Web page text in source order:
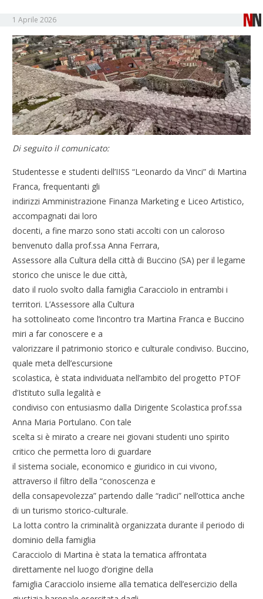
1 Aprile 2026
Di seguito il comunicato:
Studentesse e studenti dell’IISS “Leonardo da Vinci” di Martina
Franca, frequentanti gli
indirizzi Amministrazione Finanza Marketing e Liceo Artistico,
accompagnati dai loro
docenti, a fine marzo sono stati accolti con un caloroso
benvenuto dalla prof.ssa Anna Ferrara,
Assessore alla Cultura della città di Buccino (SA) per il legame
storico che unisce le due città,
dato il ruolo svolto dalla famiglia Caracciolo in entrambi i
territori. L’Assessore alla Cultura
ha sottolineato come l’incontro tra Martina Franca e Buccino
miri a far conoscere e a
valorizzare il patrimonio storico e culturale condiviso. Buccino,
quale meta dell’escursione
scolastica, è stata individuata nell’ambito del progetto PTOF
d’Istituto sulla legalità e
condiviso con entusiasmo dalla Dirigente Scolastica prof.ssa
Anna Maria Portulano. Con tale
scelta si è mirato a creare nei giovani studenti uno spirito
critico che permetta loro di guardare
il sistema sociale, economico e giuridico in cui vivono,
attraverso il filtro della “conoscenza e
della consapevolezza” partendo dalle “radici” nell’ottica anche
di un turismo storico-culturale.
La lotta contro la criminalità organizzata durante il periodo di
dominio della famiglia
Caracciolo di Martina è stata la tematica affrontata
direttamente nel luogo d’origine della
famiglia Caracciolo insieme alla tematica dell’esercizio della